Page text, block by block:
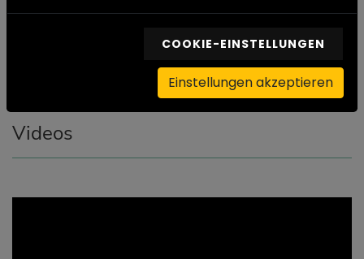
Videos
COOKIE-EINSTELLUNGEN
Einstellungen akzeptieren